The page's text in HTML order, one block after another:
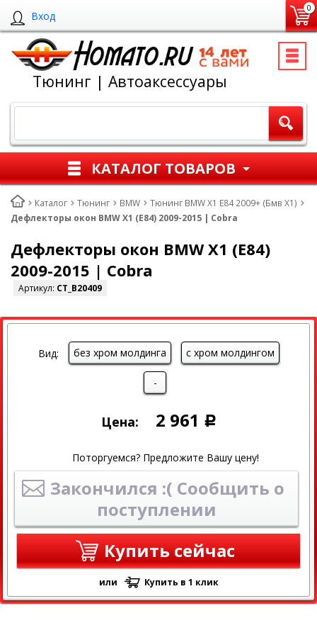
Вход
0
Тюнинг | Автоаксессуары
КАТАЛОГ ТОВАРОВ
Каталог Тюнинг BMW
Тюнинг BMW X1 E84 2009+ (Бмв Х1)
Дефлекторы окон BMW X1 (E84) 2009-2015 | Cobra
Дефлекторы окон BMW X1 (E84)
2009-2015 | Cobra
Артикул: CT_B20409
Вид: без хром молдинга с хром молдингом
-
Цена: 2 961 Р
Поторгуемся? Предложите Вашу цену!
Закончился :( Сообщить о
поступлении
Купить сейчас
или Купить в 1 клик